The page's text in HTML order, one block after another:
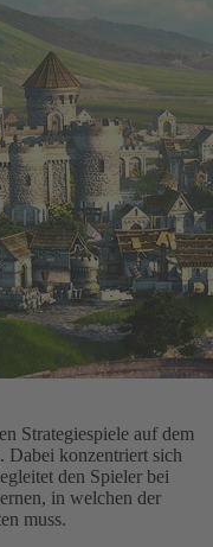
Strategiespiele auf dem
konzentriert sich
den Spieler bei
in welchen der
muss.